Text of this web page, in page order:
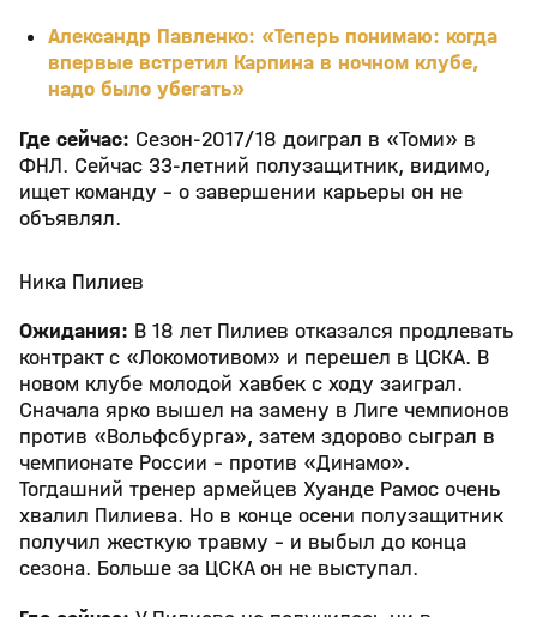
Александр Павленко: «Теперь понимаю: когда
впервые встретил Карпина в ночном клубе,
надо было убегать»
Где сейчас: Сезон-2017/18 доиграл в «Томи» в
ФНЛ. Сейчас 33-летний полузащитник, видимо,
ищет команду - о завершении карьеры он не
объявлял.
Ника Пилиев
Ожидания: В 18 лет Пилиев отказался продлевать
контракт с «Локомотивом» и перешел в ЦСКА. В
новом клубе молодой хавбек с ходу заиграл.
Сначала ярко вышел на замену в Лиге чемпионов
против «Вольфсбурга», затем здорово сыграл в
чемпионате России – против «Динамо».
Тогдашний тренер армейцев Хуанде Рамос очень
хвалил Пилиева. Но в конце осени полузащитник
получил жесткую травму – и выбыл до конца
сезона. Больше за ЦСКА он не выступал.